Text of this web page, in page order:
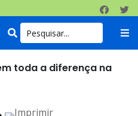
toda a diferença na